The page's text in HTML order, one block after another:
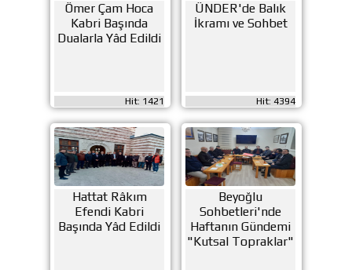
Ömer Çam Hoca
Kabri Başında
Dualarla Yâd Edildi
Hit: 1421
ÜNDER'de Balık
İkramı ve Sohbet
Hit: 4394
Hattat Râkım
Efendi Kabri
Başında Yâd Edildi
Beyoğlu
Sohbetleri'nde
Haftanın Gündemi
"Kutsal Topraklar"